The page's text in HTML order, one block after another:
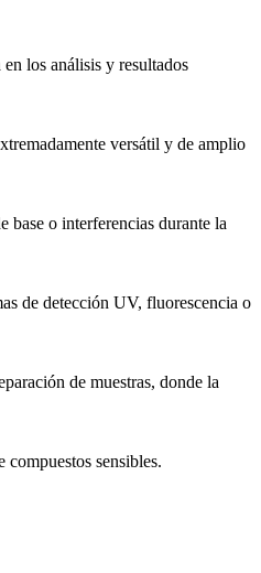
los análisis y resultados
versátil y de amplio
base o interferencias durante la
de detección UV, fluorescencia o
de muestras, donde la
sensibles.